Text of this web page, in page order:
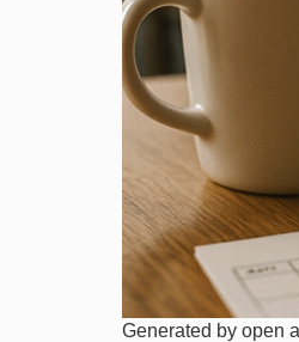
Generated by open